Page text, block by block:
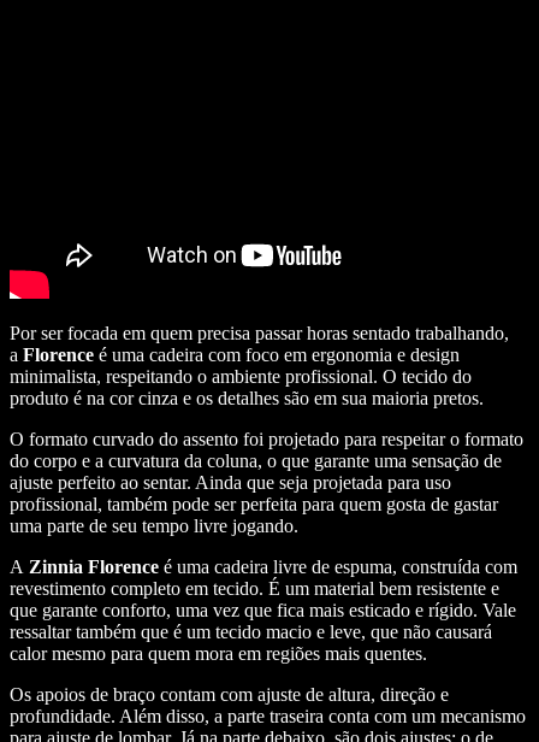
Por ser focada em quem precisa passar horas sentado trabalhando,
a Florence é uma cadeira com foco em ergonomia e design
minimalista, respeitando o ambiente profissional. O tecido do
produto é na cor cinza e os detalhes são em sua maioria pretos.
O formato curvado do assento foi projetado para respeitar o formato
do corpo e a curvatura da coluna, o que garante uma sensação de
ajuste perfeito ao sentar. Ainda que seja projetada para uso
profissional, também pode ser perfeita para quem gosta de gastar
uma parte de seu tempo livre jogando.
A Zinnia Florence é uma cadeira livre de espuma, construída com
revestimento completo em tecido. É um material bem resistente e
que garante conforto, uma vez que fica mais esticado e rígido. Vale
ressaltar também que é um tecido macio e leve, que não causará
calor mesmo para quem mora em regiões mais quentes.
Os apoios de braço contam com ajuste de altura, direção e
profundidade. Além disso, a parte traseira conta com um mecanismo
para ajuste de lombar. Já na parte debaixo, são dois ajustes: o de